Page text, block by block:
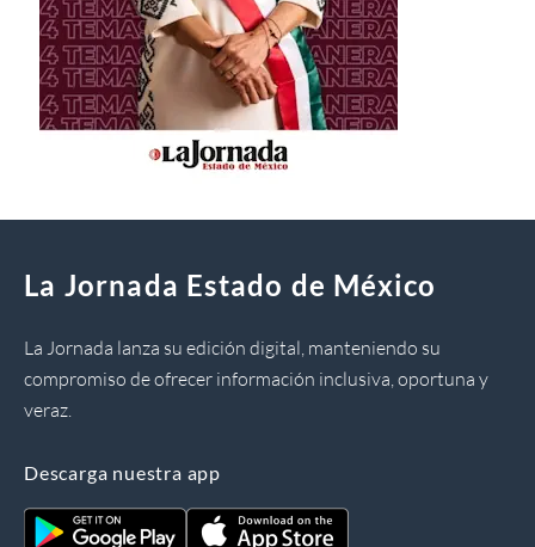
La Jornada Estado de México
La Jornada lanza su edición digital, manteniendo su
compromiso de ofrecer información inclusiva, oportuna y
veraz.
Descarga nuestra app